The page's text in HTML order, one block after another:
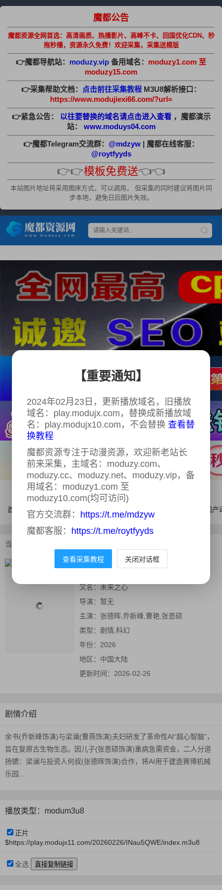
魔都公告
魔都资源全网首选：高清画质、热播影片、高峰不卡、回国优化CDN、秒
拖秒播，资源永久免费！欢迎采集，采集送模版
👉魔都导航站： moduzy.vip 备用域名： moduzy1.com 至
moduzy15.com
👉采集帮助文档： 点击前往采集教程 M3U8解析接口：
https://www.modujiexi66.com/?url=
👉紧急公告： 以往要替换的域名请点击进入查看 ，魔都演示
站：
www.moduys04.com
👉魔都Telegram交流群： @mdzyw | 魔都在线客服：
@roytfyyds
👉👉模板免费送👈👈
本站图片地址将采用图床方式，可以调用， 但采集的同时建议将图片同
步本地，避免日后图片失效。
首页 电影 连续剧 综艺 体育 国
当前位置：
未来之心
又名： 未来之心
导演： 暂无
主演： 张德晖,乔新峰,曹艳,张恩硕
类型： 剧情,科幻
年份： 2026
地区： 中国大陆
更新时间： 2026-02-26
剧情介绍
余书(乔新峰饰演)与梁澜(曹燕饰演)夫妇研发了革命性AI“超心智脑”，
旨在复原古生物生态。因儿子(张恩硕饰演)重病急需资金，二人分道
扬镳：梁澜与投资人何叔(张德晖饰演)合作，将AI用于建造赛博机械
乐园...
播放类型：modum3u8
正片
$https://play.modujx11.com/20260226/INau5QWE/index.m3u8
全选
【重要通知】
2024年02月23日，更新播放域名，旧播放
域名：play.modujx.com，替换成新播放域
名：play.modujx10.com，不会替换 查看替
换教程
魔都资源专注于动漫资源，欢迎新老站长
前来采集，主域名：moduzy.com、
moduzy.cc、moduzy.net、moduzy.vip，备
用域名：moduzy1.com 至
moduzy10.com(均可访问)
官方交流群： https://t.me/mdzyw
魔都客服： https://t.me/roytfyyds
查看采集教程 关闭对话框